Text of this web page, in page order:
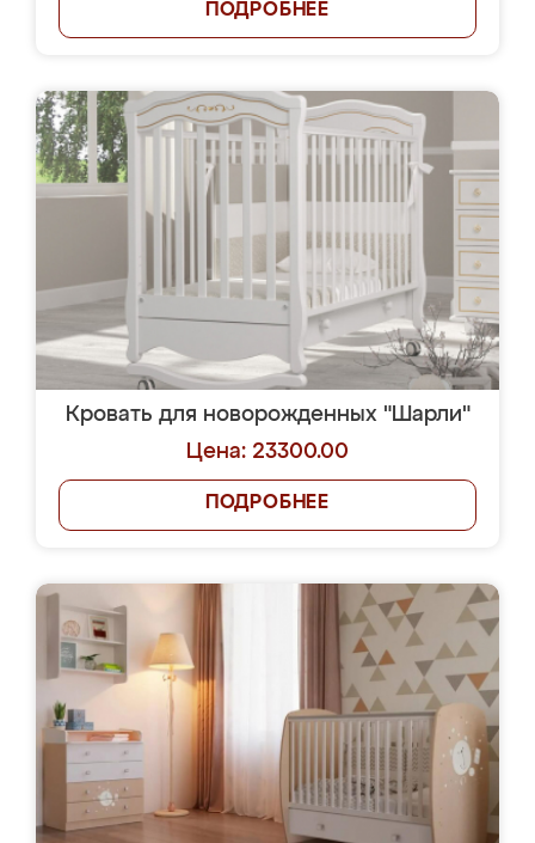
ПОДРОБНЕЕ
Кровать для новорожденных "Шарли"
Цена: 23300.00
ПОДРОБНЕЕ